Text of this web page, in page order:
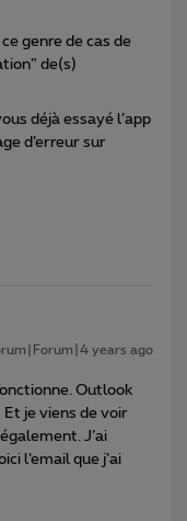
genre de cas de
de(s)
déjà essayé l’app
d’erreur sur
years ago
Outlook
je viens de voir
J’ai
l’email que j’ai